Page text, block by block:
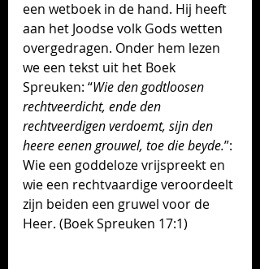
een wetboek in de hand. Hij heeft
aan het Joodse volk Gods wetten
overgedragen. Onder hem lezen
we een tekst uit het Boek
Spreuken: “Wie den godtloosen
rechtveerdicht, ende den
rechtveerdigen verdoemt, sijn den
heere eenen grouwel, toe die beyde.”:
Wie een goddeloze vrijspreekt en
wie een rechtvaardige veroordeelt
zijn beiden een gruwel voor de
Heer. (Boek Spreuken 17:1)